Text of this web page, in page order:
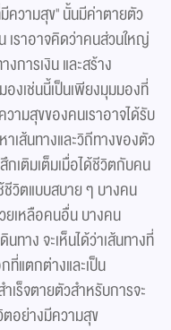
วามสุข" นั้นมีค่าตายตัว
เราอาจคิดว่าคนส่วนใหญ่
การเงิน และสร้าง
งเช่นนี้เป็นเพียงมุมมองที่
ามสุขของคนเราอาจได้รับ
เส้นทางและวิถีทางของตัว
กเติมเต็มเมื่อได้ชีวิตกับคน
ชีวิตแบบสบาย ๆ บางคน
ยเหลือคนอื่น บางคน
ทาง จะเห็นได้ว่าเส้นทางที่
ที่แตกต่างและเป็น
เร็จตายตัวสำหรับการจะ
อย่างมีความสุข